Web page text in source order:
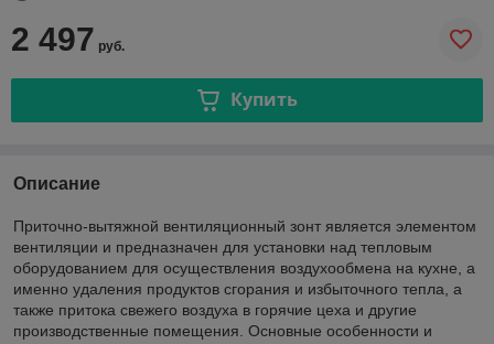
2 497 руб.
Купить
Описание
Приточно-вытяжной вентиляционный зонт является элементом
вентиляции и предназначен для установки над тепловым
оборудованием для осуществления воздухообмена на кухне, а
именно удаления продуктов сгорания и избыточного тепла, а
также притока свежего воздуха в горячие цеха и другие
производственные помещения. Основные особенности и